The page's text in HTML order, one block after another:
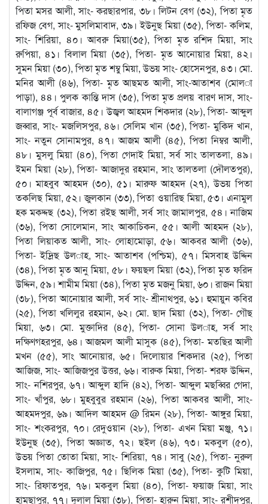
পিতা মসর আলী, সাং- করছারপার, ৩৮। লিটন বেগ (৩২), পিতা মৃত
রফিজ বেগ, সাং- মুসলিমাবাদ, ৩৯। ইউনুছ মিয়া (৩৫), পিতা- কলিম,
সাং- শিরিয়া, ৪০। আবরু মিয়া(৩৫), পিতা মৃত রশিদ মিয়া, সাং
রুপিয়া, ৪১। বিলাল মিয়া (৩৫), পিতা- মৃত আনোয়ার মিয়া, ৪২।
সুমন মিয়া (৩০), পিতা মৃত শম্বু মিয়া, উভয় সাং- হোসেনপুর, ৪৩। মো.
মনির আলী (৪৬), পিতা- মৃত আছমত আলী, সাং-আতাশব (মোল­া
পাড়া), ৪৪। পুলক কান্তি দাস (৩৫), পিতা মৃত প্রলয় বারণ দাস, সাং-
বালাগঞ্জ পূর্ব বাজার, ৪৫। উজ্বল আহমদ শিকদার (২৮), পিতা- আব্দুল
জব্বার, সাং- মজলিসপুর, ৪৬। সেলিম খান (৩৫), পিতা- মুকিদ খান,
সাং- নতুন সোনামপুর, ৪৭। আজম আলী (৪৫), পিতা নিম্বর আলী,
৪৮। মুসলু মিয়া (৪০), পিতা গেদাই মিয়া, সর্ব সাং তালতলা, ৪৯।
ইমন মিয়া (২৮), পিতা- আজাদুর রহমান, সাং তালতলা (দৌলতপুর),
৫০। মাহবুব আহমদ (৩০), ৫১। মারুফ আহমদ (২৭), উভয় পিতা
তকলিছ মিয়া, ৫২। জুলকান (৩৩), পিতা ওয়ারিছ মিয়া, ৫৩। এনামুল
হক মকদ্দছ (৩২), পিতা রইছ আলী, সর্ব সাং জামালপুর, ৫৪। নাজিম
(৩৬), পিতা সোলেমান, সাং আকাচিকন, ৫৫। আলী আহমদ (২৮),
পিতা লিয়াকত আলী, সাং- লোহামোড়া, ৫৬। আকবর আলী (৩৬),
পিতা- ইদ্রিছ উল­াহ, সাং- আতাশব (পশ্চিম), ৫৭। মিসবাহ উদ্দিন
(৩৪), পিতা মৃত আনু মিয়া, ৫৮। ফয়ছল মিয়া (৩২), পিতা মৃত ফরিদ
উদ্দিন, ৫৯। শামীম মিয়া (৩৪), পিতা মৃত মজনু মিয়া, ৬০। রাজন মিয়া
(৩৮), পিতা আনোয়ার আলী, সর্ব সাং- শ্রীনাথপুর, ৬১। হুমায়ুন কবির
(২৫), পিতা খলিলুর রহমান, ৬২। মো. ছাদ মিয়া (৩২), পিতা- গৌছ
মিয়া, ৬৩। মো. মুক্তাদির (৪৫), পিতা- সোনা উল­াহ, সর্ব সাং
দক্ষিণগহরপুর, ৬৪। আজমল আলী মাসুক (৪৫), পিতা- মতছির আলী
মখন (৫৫), সাং আনোয়ার, ৬৫। দিলোয়ার শিকদার (২৫), পিতা
আজিজ, সাং- আজিজপুর উত্তর, ৬৬। বারুক মিয়া, পিতা- শরফ উদ্দিন,
সাং- নশিরপুর, ৬৭। আব্দুল হাদি (৪২), পিতা- আব্দুল মছব্বির গেদা,
সাং- খাঁপুর, ৬৮। মুহবুবুর রহমান (২৬), পিতা আকবর আলী, সাং-
আহমদপুর, ৬৯। আদিল আহমদ @ রিমন (২৮), পিতা- আঙ্গুর মিয়া,
সাং- শংকরপুর, ৭০। রেদুওয়ান (২৮), পিতা- এখন মিয়া মঞ্জু, ৭১।
ইউনুছ (৩৫), পিতা অজ্ঞাত, ৭২। ছইল (৪৬), ৭৩। মকবুল (৫০),
উভয় পিতা তোতা মিয়া, সাং- শিরিয়া, ৭৪। সাবু (২৫), পিতা- নুরুল
ইসলাম, সাং- কাজিপুর, ৭৫। ছিলিক মিয়া (৩৫), পিতা- কুটি মিয়া,
সাং- রিফাতপুর, ৭৬। মকবুল মিয়া (৪০), পিতা- ফয়াজ মিয়া, সাং
হামছাপুর, ৭৭। দুলাল মিয়া (৩৮), পিতা- হারুন মিয়া, সাং- রশীদপুর,